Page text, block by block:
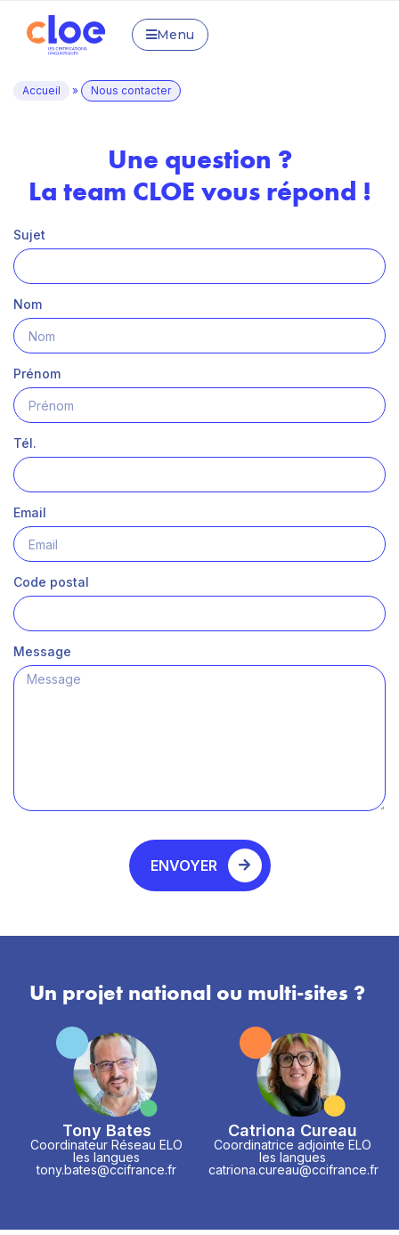
Menu
Accueil » Nous contacter
Une question ?
La team CLOE vous répond !
Sujet
Nom
Prénom
Tél.
Email
Code postal
Message
ENVOYER
Un projet national ou multi-sites ?
Tony Bates
Coordinateur Réseau ELO
les langues
tony.bates@ccifrance.fr
Catriona Cureau
Coordinatrice adjointe ELO
les langues
catriona.cureau@ccifrance.fr